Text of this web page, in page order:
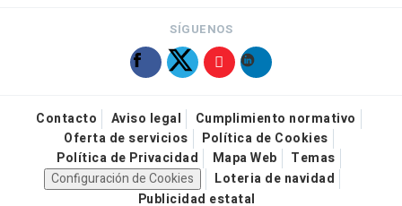
SÍGUENOS
Contacto Aviso legal
Cumplimiento normativo
Oferta de servicios
Política de Cookies
Política de Privacidad
Mapa Web
Temas
Configuración de Cookies
Loteria de navidad
Publicidad estatal